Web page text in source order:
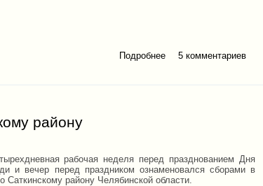
Подробнее
о Немного о сплаве
5 комментариев
району
рабочая неделя перед празднованием Дня
и вечер перед праздником ознаменовался сборами в
Саткинскому району Челябинской области.